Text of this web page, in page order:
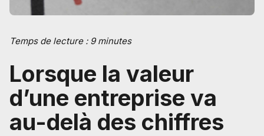
Temps de lecture : 9 minutes
Lorsque la valeur
d’une entreprise va
au-delà des chiffres